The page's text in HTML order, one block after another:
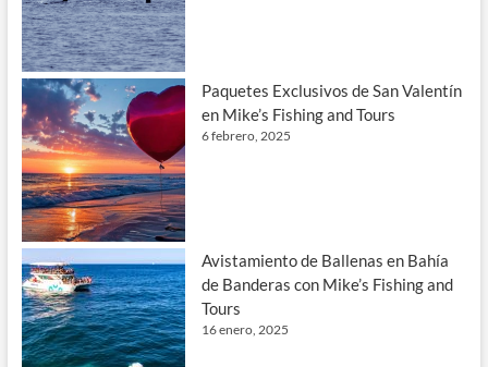
Paquetes Exclusivos de San Valentín
en Mike’s Fishing and Tours
6 febrero, 2025
Avistamiento de Ballenas en Bahía
de Banderas con Mike’s Fishing and
Tours
16 enero, 2025